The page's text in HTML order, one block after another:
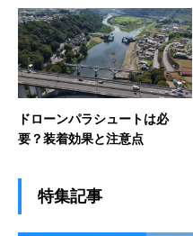
ドローンパラシュートは必
要？装着効果と注意点
特集記事